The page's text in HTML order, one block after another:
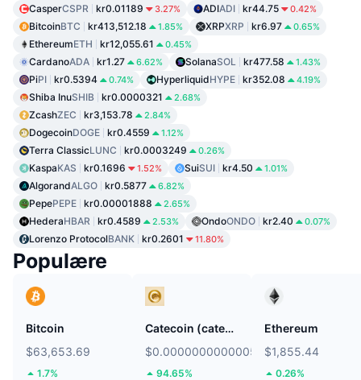
CasperCSPR kr0.01189 3.27% ADIADI kr44.75 0.42%
BitcoinBTC kr413,512.18 1.85% XRPXRP kr6.97 0.65%
EthereumETH kr12,055.61 0.45%
CardanoADA kr1.27 6.62% SolanaSOL kr477.58 1.43%
PiPI kr0.5394 0.74% HyperliquidHYPE kr352.08 4.19%
Shiba InuSHIB kr0.0000321 2.68%
ZcashZEC kr3,153.78 2.84%
DogecoinDOGE kr0.4559 1.12%
Terra ClassicLUNC kr0.0003249 0.26%
KaspaKAS kr0.1696 1.52% SuiSUI kr4.50 1.01%
AlgorandALGO kr0.5877 6.82%
PepePEPE kr0.00001888 2.65%
HederaHBAR kr0.4589 2.53% OndoONDO kr2.40 0.07%
Lorenzo ProtocolBANK kr0.2601 11.80%
Populære
Bitcoin
$63,653.69
1.7%
Catecoin (catecoin.shop)
$0.0000000000005795
94.65%
Ethereum
$1,855.44
0.26%